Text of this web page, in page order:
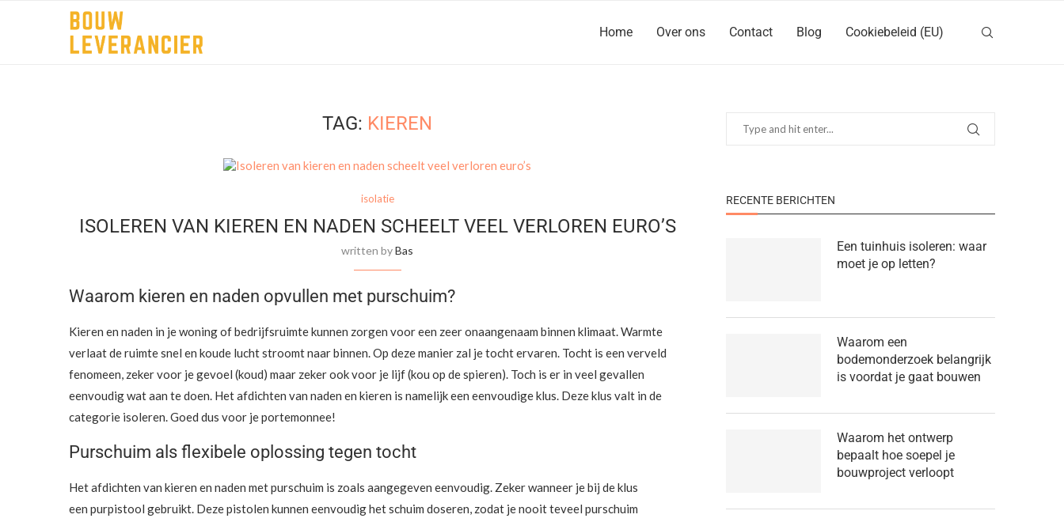
Home Over ons Contact Blog Cookiebeleid (EU)
TAG: KIEREN
isolatie
ISOLEREN VAN KIEREN EN NADEN SCHEELT VEEL VERLOREN EURO’S
written byBas
Waarom kieren en naden opvullen met purschuim?
Kieren en naden in je woning of bedrijfsruimte kunnen zorgen voor een zeer onaangenaam binnen klimaat. Warmte
verlaat de ruimte snel en koude lucht stroomt naar binnen. Op deze manier zal je tocht ervaren. Tocht is een verveld
fenomeen, zeker voor je gevoel (koud) maar zeker ook voor je lijf (kou op de spieren). Toch is er in veel gevallen
eenvoudig wat aan te doen. Het afdichten van naden en kieren is namelijk een eenvoudige klus. Deze klus valt in de
categorie isoleren. Goed dus voor je portemonnee!
Purschuim als flexibele oplossing tegen tocht
Het afdichten van kieren en naden met purschuim is zoals aangegeven eenvoudig. Zeker wanneer je bij de klus
een purpistool gebruikt. Deze pistolen kunnen eenvoudig het schuim doseren, zodat je nooit teveel purschuim
RECENTE BERICHTEN
Een tuinhuis isoleren: waar
moet je op letten?
Waarom een
bodemonderzoek belangrijk
is voordat je gaat bouwen
Waarom het ontwerp
bepaalt hoe soepel je
bouwproject verloopt